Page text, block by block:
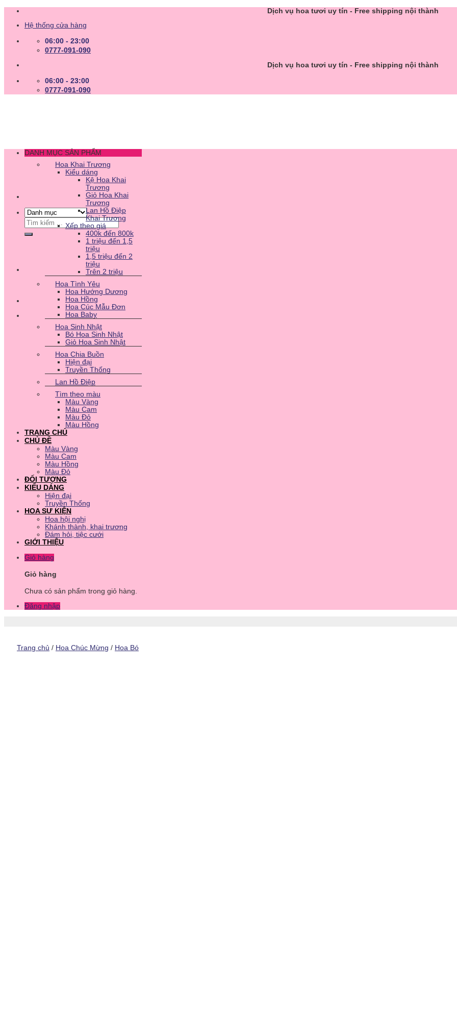
Skip
content
Dịch vụ hoa tươi uy tín - Free shipping nội thành
Hệ thống cửa hàng
06:00 - 23:00
0777-091-090
Dịch vụ hoa tươi uy tín - Free shipping nội thành
06:00 - 23:00
0777-091-090
Tìm
kiếm:
DANH MỤC SẢN PHẨM
Hoa Khai Trương
Kiểu dáng
Kệ Hoa Khai
Trương
Giỏ Hoa Khai
Trương
Lan Hồ Điệp
Khai Trương
Xếp theo giá
400k đến 800k
1 triệu đến 1,5
triệu
1,5 triệu đến 2
triệu
Trên 2 triệu
Hoa Tình Yêu
Hoa Hướng Dương
Hoa Hồng
Hoa Cúc Mẫu Đơn
Hoa Baby
Hoa Sinh Nhật
Bó Hoa Sinh Nhật
Giỏ Hoa Sinh Nhật
Hoa Chia Buồn
Hiện đại
Truyền Thống
Lan Hồ Điệp
Tìm theo màu
Màu Vàng
Màu Cam
Màu Đỏ
Màu Hồng
TRANG CHỦ
CHỦ ĐỀ
Màu Vàng
Màu Cam
Màu Hồng
Màu Đỏ
ĐỐI TƯỢNG
KIỂU DÁNG
Hiện đại
Truyền Thống
HOA SỰ KIỆN
Hoa hội nghị
Khánh thành, khai trương
Đám hỏi, tiệc cưới
GIỚI THIỆU
Giỏ hàng
Giỏ hàng
Chưa có sản phẩm trong giỏ hàng.
Đăng nhập
Trang chủ / Hoa Chúc Mừng / Hoa Bó